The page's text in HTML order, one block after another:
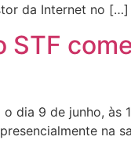
da Internet no […]
dia 9 de junho,
na